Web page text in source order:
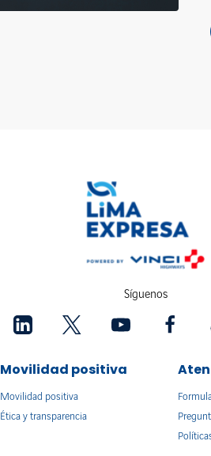
Síguenos
Movilidad positiva
Movilidad positiva
Ética y transparencia